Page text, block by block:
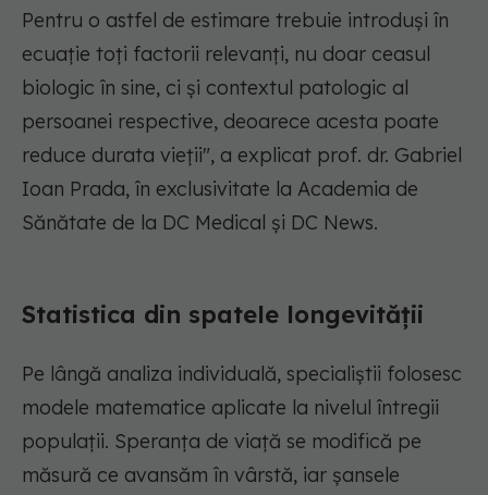
Pentru o astfel de estimare trebuie introduși în
ecuație toți factorii relevanți, nu doar ceasul
biologic în sine, ci și contextul patologic al
persoanei respective, deoarece acesta poate
reduce durata vieții", a explicat prof. dr. Gabriel
Ioan Prada, în exclusivitate la Academia de
Sănătate de la DC Medical și DC News.
Statistica din spatele longevității
Pe lângă analiza individuală, specialiștii folosesc
modele matematice aplicate la nivelul întregii
populații. Speranța de viață se modifică pe
măsură ce avansăm în vârstă, iar șansele